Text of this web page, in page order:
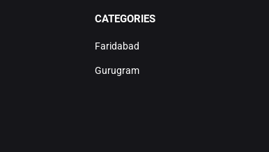
CATEGORIES
Faridabad
Gurugram